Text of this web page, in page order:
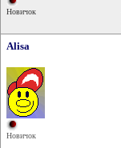
Новичок
Alisa
Новичок